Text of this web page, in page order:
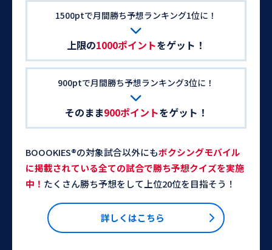
1500ptで月間勝ち予想ランキング1位に！
上限の1000ポイントをゲット！
900ptで月間勝ち予想ランキング3位に！
そのまま900ポイントをゲット！
BOOOKIES®の対象試合以外にもボクシングモバイル
に掲載されている全ての試合で勝ち予想クイズを実施
中！ たくさん勝ち予想をして上位20位を目指そう！
詳しくはこちら